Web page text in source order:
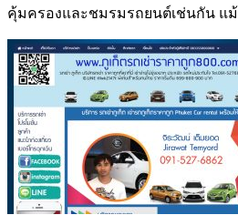
คุ้มครองและชมรมรถยนต์เช่นกัน แ